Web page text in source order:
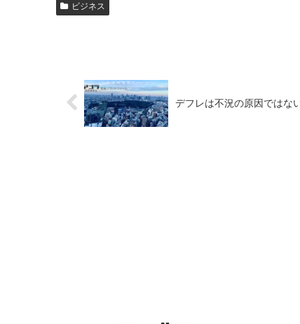
ビジネス
デフレは不況の原因ではな